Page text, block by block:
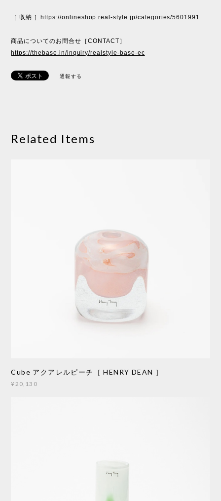
［ 収納 ］ https://onlineshop.real-style.jp/categories/5601991
商品についてのお問合せ［CONTACT］
https://thebase.in/inquiry/realstyle-base-ec
通報する
Related Items
Cube アクアレルピーチ［ HENRY DEAN ］
¥20,130